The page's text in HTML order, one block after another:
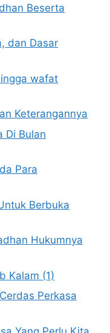
Beserta
dan Dasar
wafat
Keterangannya
Di Bulan
Para
Berbuka
Hukumnya
Kalam (1)
Perkasa